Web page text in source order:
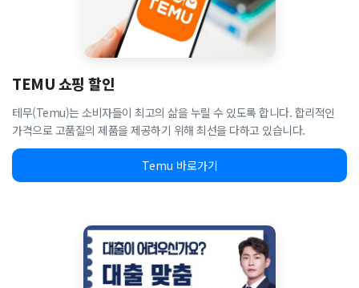
TEMU 쇼핑 할인
테무(Temu)는 소비자들이 최고의 삶을 누릴 수 있도록 합니다. 합리적인
가격으로 고품질의 제품을 제공하기 위해 최선을 다하고 있습니다.
Temu 바로가기